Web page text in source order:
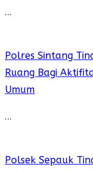
…
Polres Sintang
Ruang Bagi
Umum
…
Polsek Sepauk